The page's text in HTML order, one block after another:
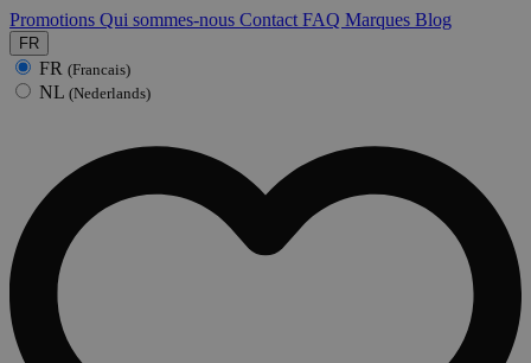
Promotions Qui sommes-nous Contact FAQ Marques Blog
FR
FR (Francais)
NL (Nederlands)